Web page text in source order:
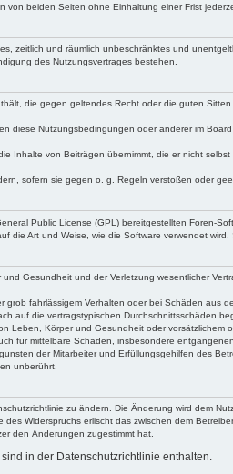
beiden Seiten ohne Einhaltung einer Frist
zeitlich und räumlich unbeschränktes und
des Nutzungsvertrages bestehen.
die gegen geltendes Recht oder die guten
diese Nutzungsbedingungen oder anderer im
Inhalte von Beiträgen übernimmt, die er nicht
sofern sie gegen o. g. Regeln verstoßen oder
Public License (GPL) bereitgestellten Foren-
die Art und Weise, wie die Software verwendet
Gesundheit und der Verletzung wesentlicher
fahrlässigem Verhalten oder bei Schäden
auf die vertragstypischen Durchschnittsschäden
Leben, Körper und Gesundheit oder
für mittelbare Schäden, insbesondere
der Mitarbeiter und Erfüllungsgehilfen des
unberührt.
zu ändern. Die Änderung wird dem
Widerspruchs erlischt das zwischen dem
den Änderungen zugestimmt hat.
in der Datenschutzrichtlinie enthalten.